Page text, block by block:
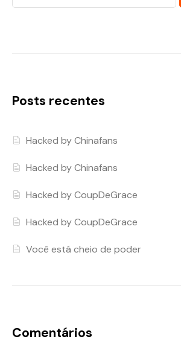
Posts recentes
Hacked by Chinafans
Hacked by Chinafans
Hacked by CoupDeGrace
Hacked by CoupDeGrace
Você está cheio de poder
Comentários